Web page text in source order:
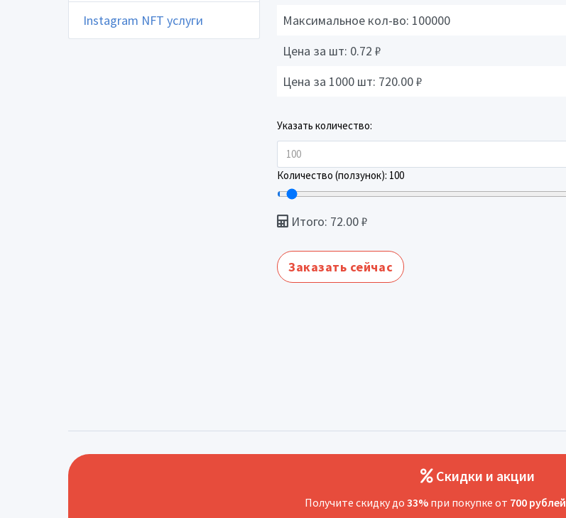
Instagram NFT услуги
Максимальное кол-во: 100000
Цена за шт: 0.72 ₽
Цена за 1000 шт: 720.00₽
Указать количество:
Количество (ползунок): 100
Итого: 72.00₽
Заказать сейчас
Скидки и акции
Получите скидку до 33% при покупке от 700 рублей